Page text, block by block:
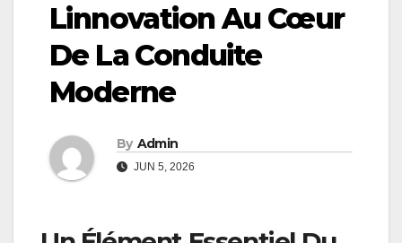
Linnovation Au Cœur
De La Conduite
Moderne
By Admin
JUN 5, 2026